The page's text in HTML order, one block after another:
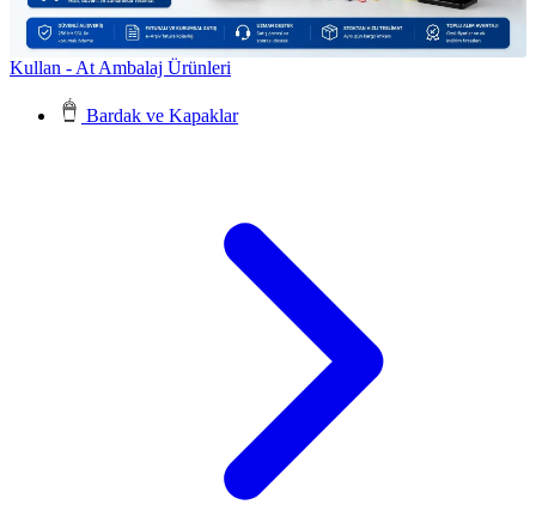
Kullan - At Ambalaj Ürünleri
Bardak ve Kapaklar